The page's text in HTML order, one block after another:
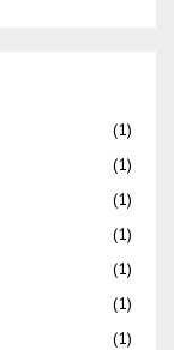
(1)
(1)
(1)
(1)
(1)
(1)
(1)